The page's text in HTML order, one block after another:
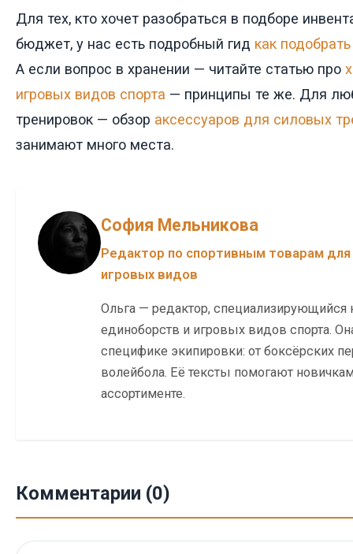
Для тех, кто хочет разобраться в подборе
бюджет, у нас есть подробный гид как
А если вопрос в хранении — читайте статью про
игровых видов спорта — принципы те же. Для
тренировок — обзор аксессуаров для силовых
занимают много места.
София Мельникова
Редактор по спортивным товарам
игровых видов
Ольга — редактор, специализирующийся
единоборств и игровых видов спорта.
специфике экипировки: от боксёрских
волейбола. Её тексты помогают
ассортименте.
Комментарии (0)